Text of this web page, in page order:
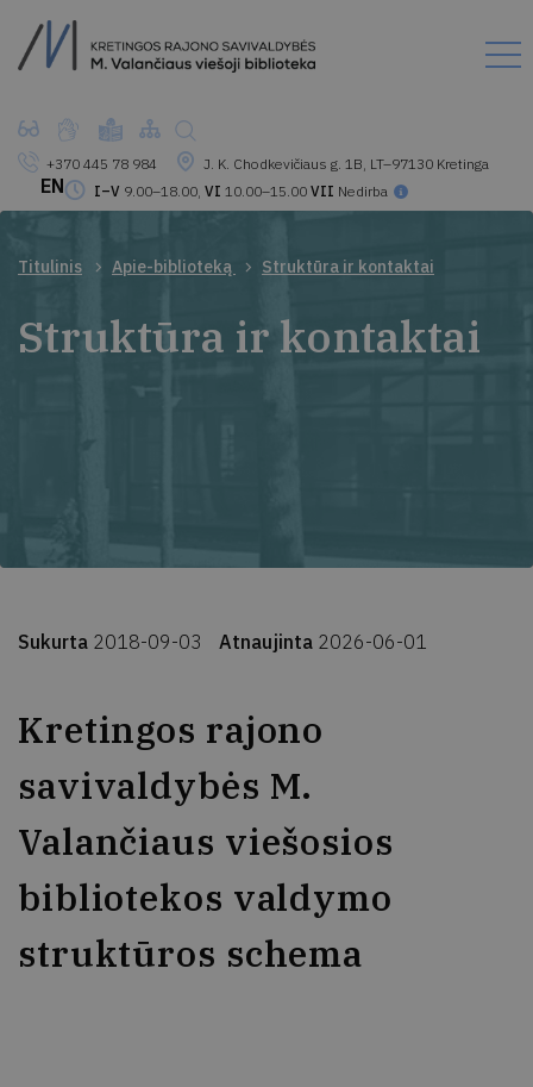
+370 445 78 984
J. K. Chodkevičiaus g. 1B, LT–97130 Kretinga
I–V 9.00–18.00, VI 10.00–15.00 VII Nedirba
EN
Titulinis Apie-biblioteką Struktūra ir kontaktai
Struktūra ir kontaktai
Sukurta 2018-09-03 Atnaujinta 2026-06-01
Kretingos rajono
savivaldybės M.
Valančiaus viešosios
bibliotekos valdymo
struktūros schema